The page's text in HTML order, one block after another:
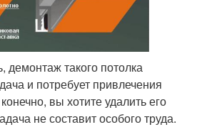
демонтаж такого потолка
и потребует привлечения
вы хотите удалить его
не составит особого труда.